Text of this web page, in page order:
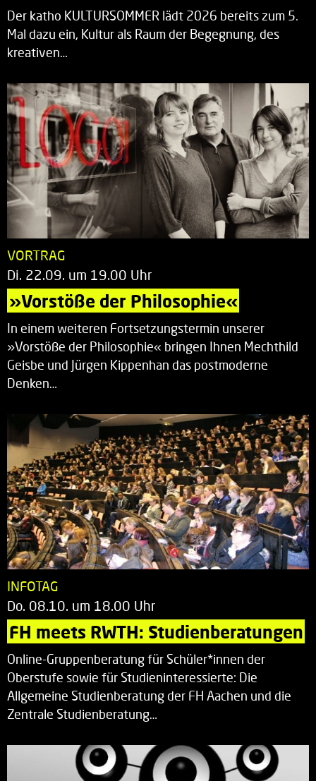
Der katho KULTURSOMMER lädt 2026 bereits zum 5.
Mal dazu ein, Kultur als Raum der Begegnung, des
kreativen…
VORTRAG
Di. 22.09. um 19.00 Uhr
»Vorstöße der Philosophie«
In einem weiteren Fortsetzungstermin unserer
»Vorstöße der Philosophie« bringen Ihnen Mechthild
Geisbe und Jürgen Kippenhan das postmoderne
Denken…
INFOTAG
Do. 08.10. um 18.00 Uhr
FH meets RWTH: Studienberatungen
Online-Gruppenberatung für Schüler*innen der
Oberstufe sowie für Studieninteressierte: Die
Allgemeine Studienberatung der FH Aachen und die
Zentrale Studienberatung…